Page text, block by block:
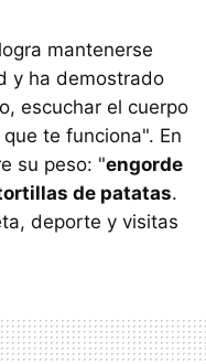
logra mantenerse
y ha demostrado
escuchar el cuerpo
te funciona". En
su peso: "engorde
de patatas.
deporte y visitas